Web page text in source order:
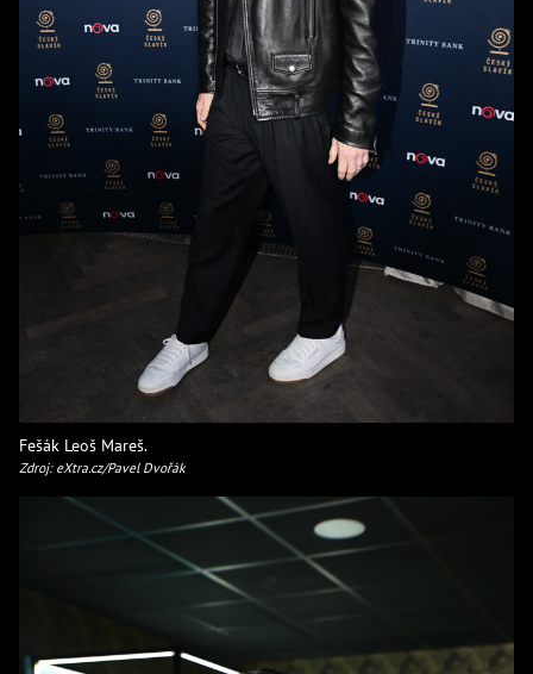
Fešák Leoš Mareš.
Zdroj: eXtra.cz/Pavel Dvořák